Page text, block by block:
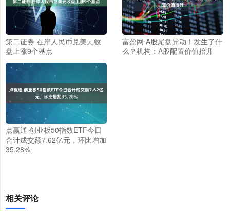
第二证券 在岸人民币兑美元收
盘上涨9个基点
富盈网 A股尾盘异动！发生了什
么？机构：A股配置价值抬升
点赢通 创业板50指数ETF今日
合计成交额7.62亿元，环比增加
35.28%
相关评论